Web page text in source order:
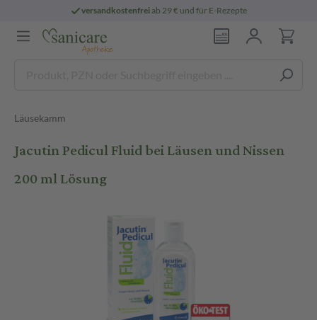
versandkostenfreiab 29 € und für E-Rezepte
Läusekamm
Jacutin Pedicul Fluid bei Läusen und Nissen
200 ml Lösung